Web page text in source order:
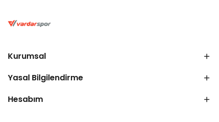
Kurumsal
Yasal Bilgilendirme
Hesabım